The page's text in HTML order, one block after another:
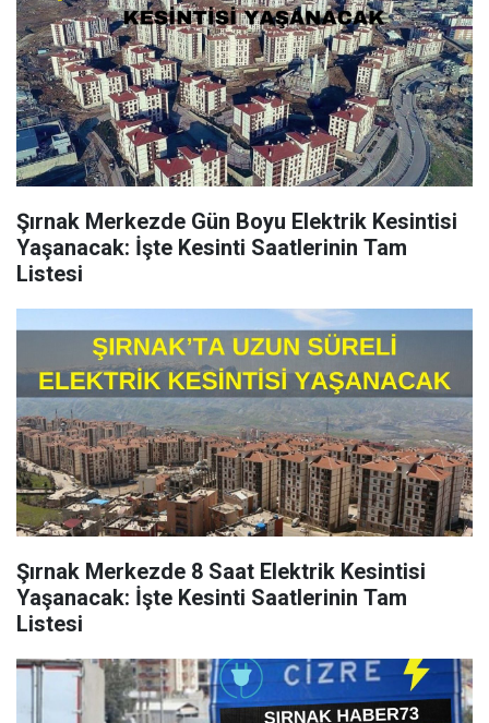
Şırnak Merkezde Gün Boyu Elektrik Kesintisi
Yaşanacak: İşte Kesinti Saatlerinin Tam
Listesi
Şırnak Merkezde 8 Saat Elektrik Kesintisi
Yaşanacak: İşte Kesinti Saatlerinin Tam
Listesi